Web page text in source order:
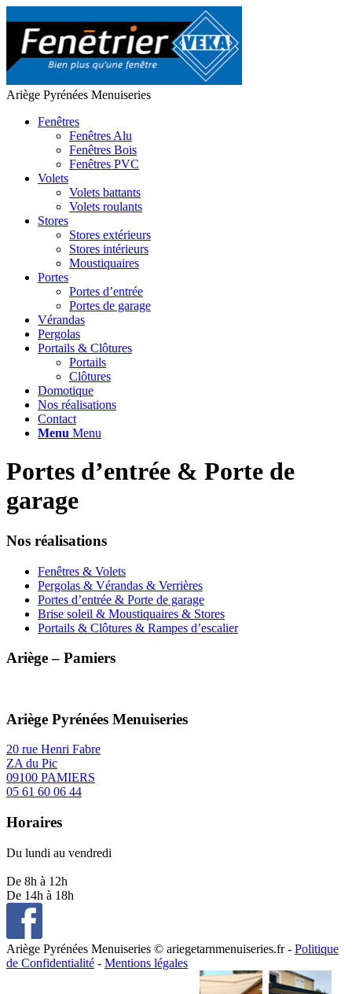
Ariège Pyrénées Menuiseries
Fenêtres
Fenêtres Alu
Fenêtres Bois
Fenêtres PVC
Volets
Volets battants
Volets roulants
Stores
Stores extérieurs
Stores intérieurs
Moustiquaires
Portes
Portes d’entrée
Portes de garage
Vérandas
Pergolas
Portails & Clôtures
Portails
Clôtures
Domotique
Nos réalisations
Contact
Menu Menu
Portes d’entrée & Porte de
garage
Nos réalisations
Fenêtres & Volets
Pergolas & Vérandas & Verrières
Portes d’entrée & Porte de garage
Brise soleil & Moustiquaires & Stores
Portails & Clôtures & Rampes d’escalier
Ariège – Pamiers
Ariège Pyrénées Menuiseries
20 rue Henri Fabre
ZA du Pic
09100 PAMIERS
05 61 60 06 44
Horaires
Du lundi au vendredi
De 8h à 12h
De 14h à 18h
Ariège Pyrénées Menuiseries © ariegetarnmenuiseries.fr - Politique
de Confidentialité - Mentions légales